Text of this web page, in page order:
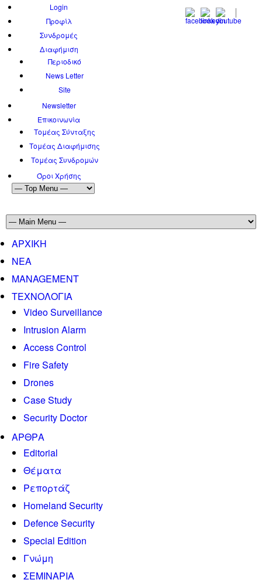
Login
Προφίλ
Συνδρομές
Διαφήμιση
Περιοδικό
News Letter
Site
Newsletter
Επικοινωνία
Τομέας Σύνταξης
Τομέας Διαφήμισης
Τομέας Συνδρομών
Όροι Χρήσης
ΑΡΧΙΚΗ
ΝΕΑ
MANAGEMENT
ΤΕΧΝΟΛΟΓΙΑ
Video Surveillance
Intrusion Alarm
Access Control
Fire Safety
Drones
Case Study
Security Doctor
ΑΡΘΡΑ
Editorial
Θέματα
Ρεπορτάζ
Homeland Security
Defence Security
Special Edition
Γνώμη
ΣΕΜΙΝΑΡΙΑ